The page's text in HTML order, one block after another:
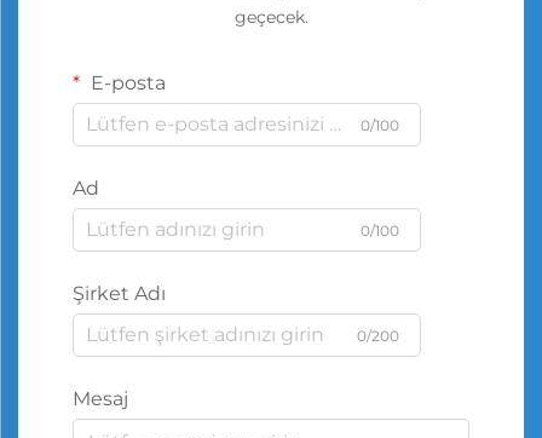
geçecek.
E-posta
0/100
Ad
0/100
Şirket Adı
0/200
Mesaj